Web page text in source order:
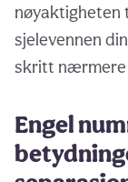
nøyaktigheten
sjelevennen
skritt nærmere
Engel